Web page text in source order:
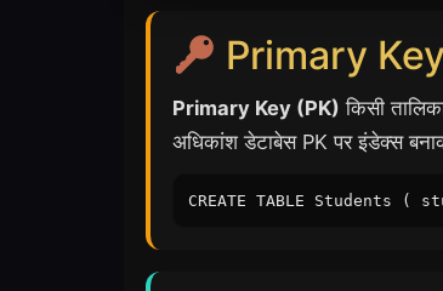
Primary
Primary Key (PK) किसी
अधिकांश डेटाबेस PK पर इंडेक्स
CREATE TABLE Students (